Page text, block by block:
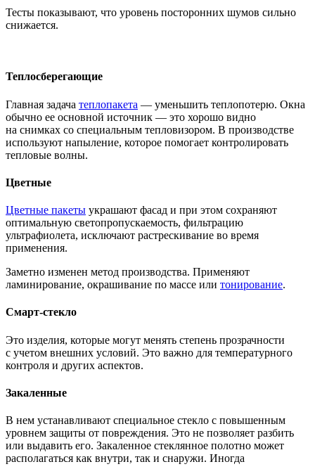
Тесты показывают, что уровень посторонних шумов сильно
снижается.
Теплосберегающие
Главная задача теплопакета — уменьшить теплопотерю. Окна
обычно ее основной источник — это хорошо видно
на снимках со специальным тепловизором. В производстве
используют напыление, которое помогает контролировать
тепловые волны.
Цветные
Цветные пакеты украшают фасад и при этом сохраняют
оптимальную светопропускаемость, фильтрацию
ультрафиолета, исключают растрескивание во время
применения.
Заметно изменен метод производства. Применяют
ламинирование, окрашивание по массе или тонирование.
Смарт-стекло
Это изделия, которые могут менять степень прозрачности
с учетом внешних условий. Это важно для температурного
контроля и других аспектов.
Закаленные
В нем устанавливают специальное стекло с повышенным
уровнем защиты от повреждения. Это не позволяет разбить
или выдавить его. Закаленное стеклянное полотно может
располагаться как внутри, так и снаружи. Иногда